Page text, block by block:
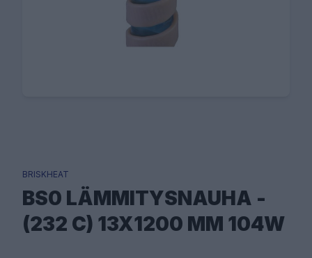
BRISKHEAT
BS0 LÄMMITYSNAUHA -
(232 C) 13X1200 MM 104W